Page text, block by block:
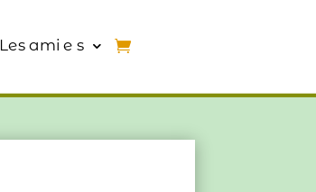
Les ami e s